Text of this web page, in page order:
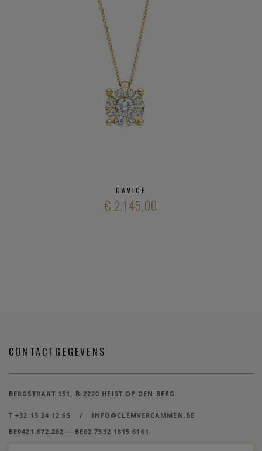
DAVICE
€ 2.145,00
CONTACTGEGEVENS
BERGSTRAAT 151, B-2220 HEIST OP DEN BERG
T +32 15 24 12 65 /
INFO@CLEMVERCAMMEN.BE
BE0421.672.262 -- BE62 7332 1815 6161